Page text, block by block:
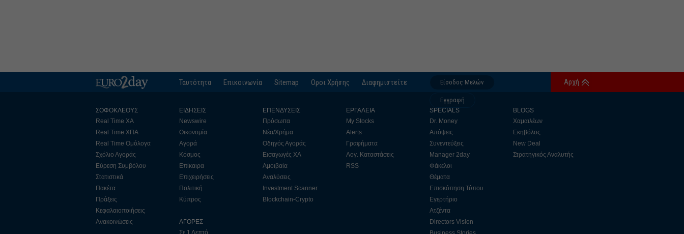
Ταυτότητα Επικοινωνία Sitemap Οροι Χρήσης Διαφημιστείτε Είσοδος Μελών
Εγγραφή
Αρχή
ΣΟΦΟΚΛΕΟΥΣ
Real Time ΧΑ
Real Time ΧΠΑ
Real Time Ομόλογα
Σχόλιο Αγοράς
Εύρεση Συμβόλου
Στατιστικά
Πακέτα
Πράξεις
Κεφαλαιοποιήσεις
Ανακοινώσεις
ΕΙΔΗΣΕΙΣ
Newswire
Οικονομία
Αγορά
Κόσμος
Επίκαιρα
Επιχειρήσεις
Πολιτική
Κύπρος
ΑΓΟΡΕΣ
Σε 1 Λεπτό
ΕΠΕΝΔΥΣΕΙΣ
Πρόσωπα
Νέα/Χρήμα
Οδηγός Αγοράς
Εισαγωγές ΧΑ
Αμοιβαία
Αναλύσεις
Investment Scanner
Blockchain-Crypto
ΕΡΓΑΛΕΙΑ
My Stocks
Alerts
Γραφήματα
Λογ. Καταστάσεις
RSS
SPECIALS
Dr. Money
Απόψεις
Συνεντεύξεις
Manager 2day
Φάκελοι
Θέματα
Επισκόπηση Τύπου
Εγερτήριο
Ατζέντα
Directors Vision
BLOGS
Χαμαιλέων
Εκηβόλος
New Deal
Στρατηγικός Αναλυτής